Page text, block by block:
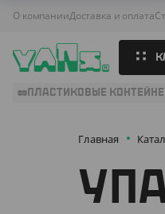
О компанииДоставка и оплата
ПЛАСТИКОВЫЕ
Главная